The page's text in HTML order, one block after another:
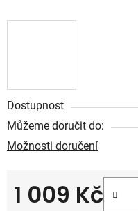
Dostupnost
Můžeme doručit do:
Možnosti doručení
1 009 Kč